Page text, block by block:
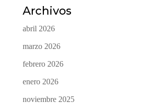
Archivos
abril 2026
marzo 2026
febrero 2026
enero 2026
noviembre 2025